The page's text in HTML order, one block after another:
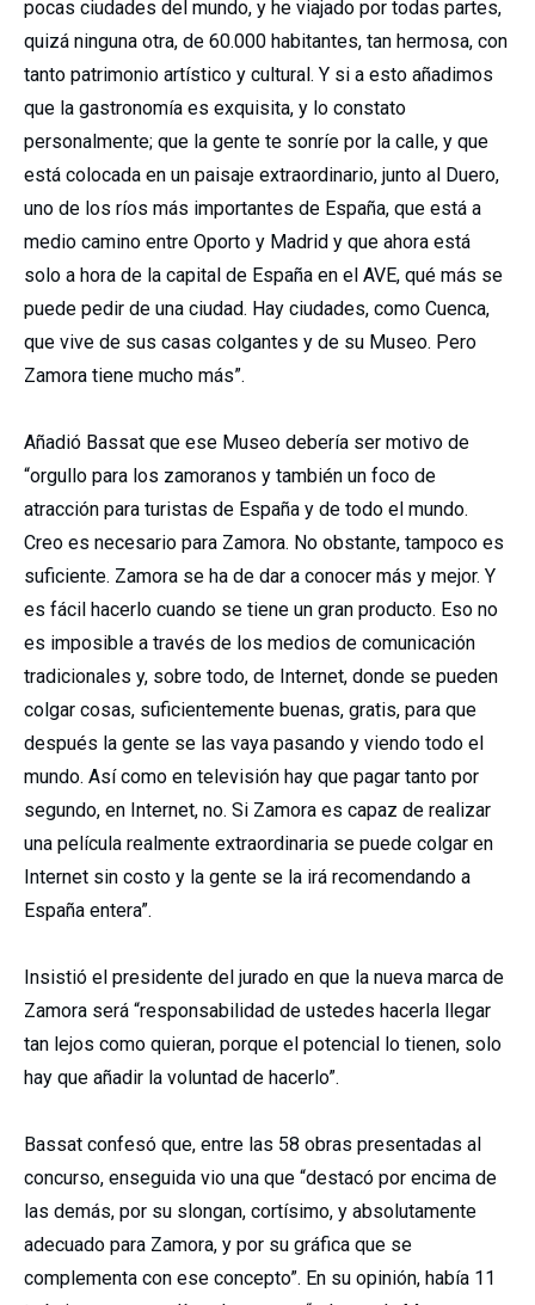
pocas ciudades del mundo, y he viajado por todas partes,
quizá ninguna otra, de 60.000 habitantes, tan hermosa, con
tanto patrimonio artístico y cultural. Y si a esto añadimos
que la gastronomía es exquisita, y lo constato
personalmente; que la gente te sonríe por la calle, y que
está colocada en un paisaje extraordinario, junto al Duero,
uno de los ríos más importantes de España, que está a
medio camino entre Oporto y Madrid y que ahora está
solo a hora de la capital de España en el AVE, qué más se
puede pedir de una ciudad. Hay ciudades, como Cuenca,
que vive de sus casas colgantes y de su Museo. Pero
Zamora tiene mucho más”.
Añadió Bassat que ese Museo debería ser motivo de
“orgullo para los zamoranos y también un foco de
atracción para turistas de España y de todo el mundo.
Creo es necesario para Zamora. No obstante, tampoco es
suficiente. Zamora se ha de dar a conocer más y mejor. Y
es fácil hacerlo cuando se tiene un gran producto. Eso no
es imposible a través de los medios de comunicación
tradicionales y, sobre todo, de Internet, donde se pueden
colgar cosas, suficientemente buenas, gratis, para que
después la gente se las vaya pasando y viendo todo el
mundo. Así como en televisión hay que pagar tanto por
segundo, en Internet, no. Si Zamora es capaz de realizar
una película realmente extraordinaria se puede colgar en
Internet sin costo y la gente se la irá recomendando a
España entera”.
Insistió el presidente del jurado en que la nueva marca de
Zamora será “responsabilidad de ustedes hacerla llegar
tan lejos como quieran, porque el potencial lo tienen, solo
hay que añadir la voluntad de hacerlo”.
Bassat confesó que, entre las 58 obras presentadas al
concurso, enseguida vio una que “destacó por encima de
las demás, por su slongan, cortísimo, y absolutamente
adecuado para Zamora, y por su gráfica que se
complementa con ese concepto”. En su opinión, había 11